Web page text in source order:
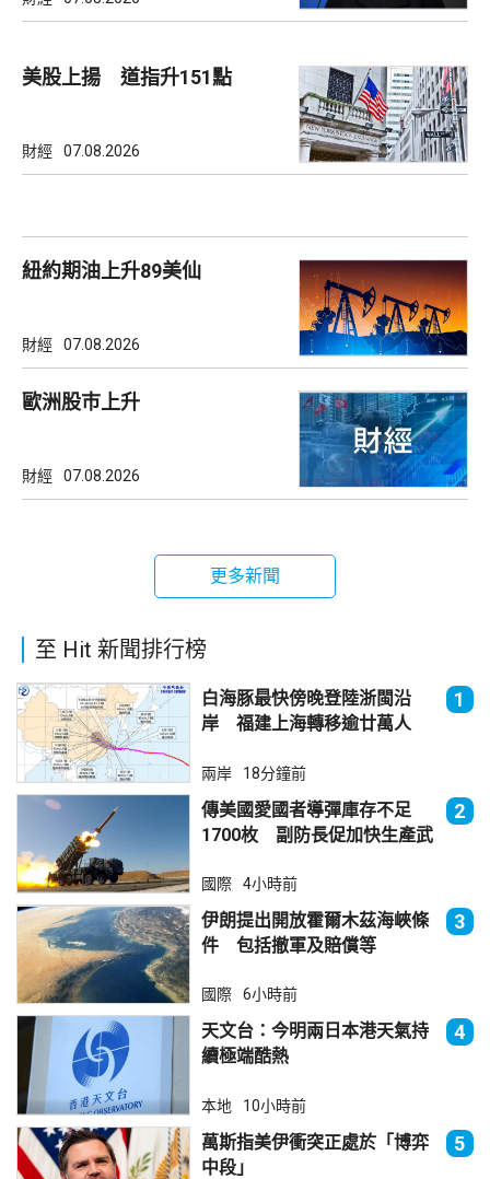
美股上揚 道指升151點
財經 07.08.2026
紐約期油上升89美仙
財經 07.08.2026
歐洲股巿上升
財經 07.08.2026
更多新聞
至 Hit 新聞排行榜
白海豚最快傍晚登陸浙閩沿
岸 福建上海轉移逾廿萬人
1
兩岸 18分鐘前
傳美國愛國者導彈庫存不足
1700枚 副防長促加快生產武
2
國際 4小時前
伊朗提出開放霍爾木茲海峽條
件 包括撤軍及賠償等
3
國際 6小時前
天文台：今明兩日本港天氣持
續極端酷熱
4
本地 10小時前
萬斯指美伊衝突正處於「博弈
中段」
5